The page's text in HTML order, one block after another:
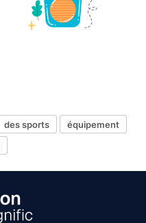
des sports
équipement